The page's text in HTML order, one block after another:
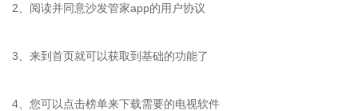
2、阅读并同意沙发管家app的用户协议
3、来到首页就可以获取到基础的功能了
4、您可以点击榜单来下载需要的电视软件